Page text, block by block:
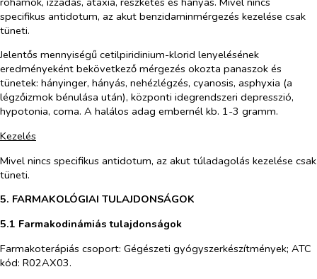
specifikus antidotum, az akut benzidaminmérgezés kezelése csak
tüneti.
Jelentős mennyiségű cetilpiridinium-klorid lenyelésének
eredményeként bekövetkező mérgezés okozta panaszok és
tünetek: hányinger, hányás, nehézlégzés, cyanosis, asphyxia (a
légzőizmok bénulása után), központi idegrendszeri depresszió,
hypotonia, coma. A halálos adag embernél kb. 1-3 gramm.
Kezelés
Mivel nincs specifikus antidotum, az akut túladagolás kezelése csak
tüneti.
5. FARMAKOLÓGIAI TULAJDONSÁGOK
5.1 Farmakodinámiás tulajdonságok
Farmakoterápiás csoport: Gégészeti gyógyszerkészítmények; ATC
kód: R02AX03.